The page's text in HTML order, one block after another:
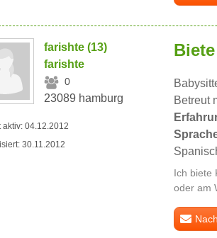
farishte (13)
farishte
0
23089 hamburg
aktiv: 04.12.2012
30.11.2012
Betreut
Ich biete
oder am